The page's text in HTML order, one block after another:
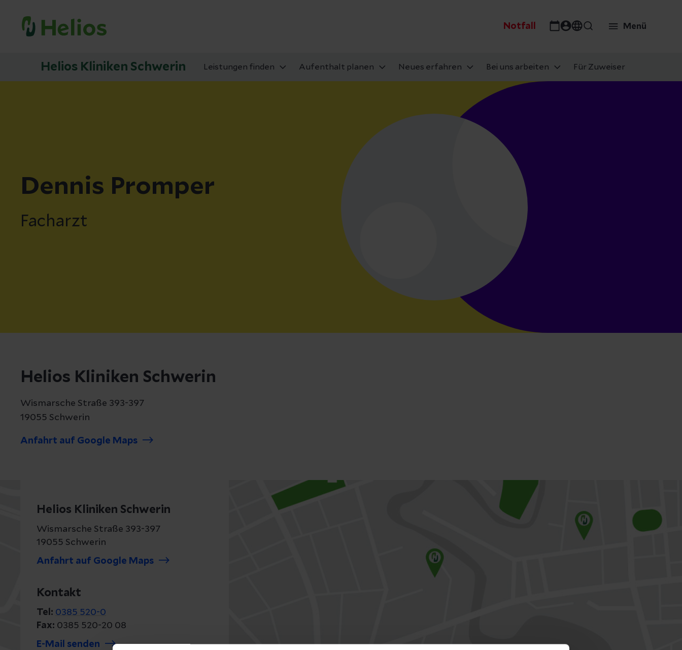
Notfall Menü
Helios Kliniken Schwerin Leistungen finden Aufenthalt planen Neues erfahren Bei uns arbeiten Für Zuweiser
Dennis Promper
Facharzt
Helios Kliniken Schwerin
Wismarsche Straße 393-397
19055 Schwerin
Anfahrt auf Google Maps
Helios Kliniken Schwerin
Wismarsche Straße 393-397
19055 Schwerin
Anfahrt auf Google Maps
Kontakt
Tel: 0385 520-0
Fax: 0385 520-20 08
E-Mail senden